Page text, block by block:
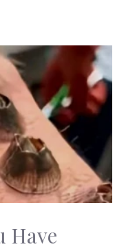
Have